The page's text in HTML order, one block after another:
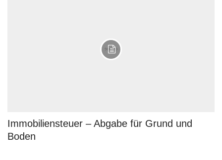
Immobiliensteuer – Abgabe für Grund und
Boden